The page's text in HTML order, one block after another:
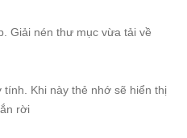
Giải nén thư mục vừa tải về
Khi này thẻ nhớ sẽ hiển thị
rời